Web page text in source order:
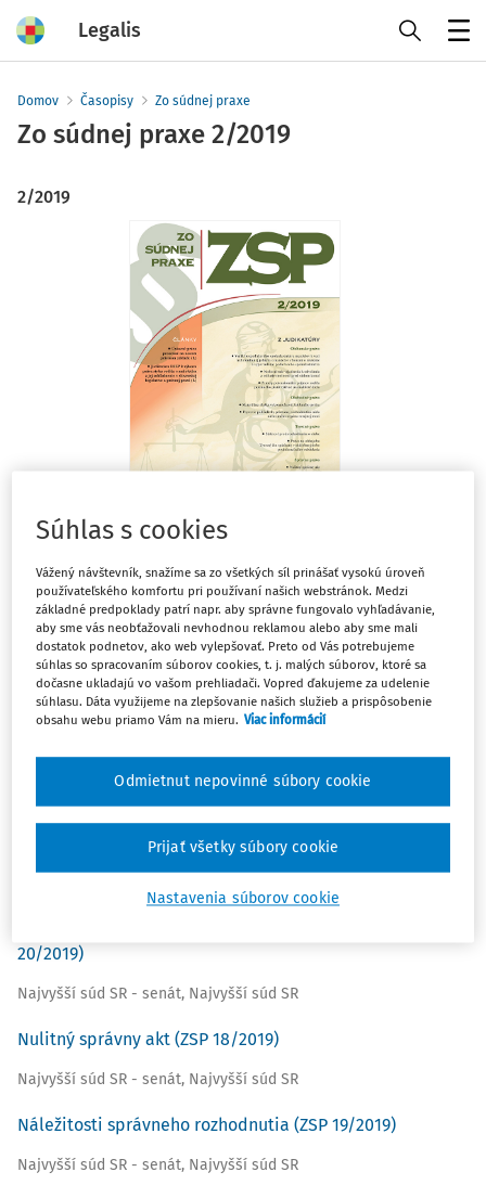
Legalis
Domov Časopisy Zo súdnej praxe
Zo súdnej praxe 2/2019
2/2019
Názory odborníkov
Judikatúra ESĽP k výkonu práva styku rodiča s maloletým
a jej zohľadnenie v slovenskej legislatíve a právnej praxi
(1.)
JUDr. Róbert Dobrovodský PhD., LL.M,JUDr. Marica Pirošíková
Ústavné právo procesné na novom právnom základe (1.)
doc. JUDr. Ján Drgonec DrSc.
Daňové konanie (DPH) / Dôkazné bremeno a spravodlivý
výmeny daňových informácií nie je dôkazným
20/2019)
Najvyšší súd SR - senát, Najvyšší súd SR
Nulitný správny akt (ZSP 18/2019)
Najvyšší súd SR - senát, Najvyšší súd SR
Náležitosti správneho rozhodnutia (ZSP 19/2019)
Najvyšší súd SR - senát, Najvyšší súd SR
Súhlas s cookies
Vážený návštevník, snažíme sa zo všetkých síl prinášať vysokú úroveň
používateľského komfortu pri používaní našich webstránok. Medzi
základné predpoklady patrí napr. aby správne fungovalo vyhľadávanie,
aby sme vás neobťažovali nevhodnou reklamou alebo aby sme mali
dostatok podnetov, ako web vylepšovať. Preto od Vás potrebujeme
súhlas so spracovaním súborov cookies, t. j. malých súborov, ktoré sa
dočasne ukladajú vo vašom prehliadači. Vopred ďakujeme za udelenie
súhlasu. Dáta využijeme na zlepšovanie našich služieb a prispôsobenie
obsahu webu priamo Vám na mieru. Viac informácií
Nastavenia súborov cookie
Odmietnut nepovinné súbory cookie
Prijať všetky súbory cookie